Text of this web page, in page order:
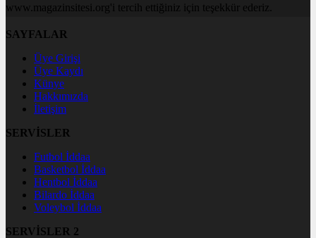
www.magazinsitesi.org'i tercih ettiğiniz için teşekkür ederiz.
SAYFALAR
Üye Girişi
Üye Kaydı
Künye
Hakkımızda
İletişim
SERVİSLER
Futbol İddaa
Basketbol İddaa
Hentbol İddaa
Bilardo İddaa
Voleybol İddaa
SERVİSLER 2